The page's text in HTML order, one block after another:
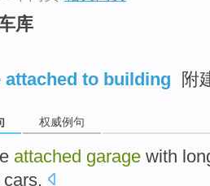
库
attached to building
附
权威例句
attached garage with
cars.